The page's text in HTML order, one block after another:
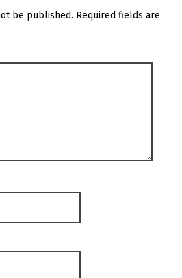
be published. Required fields are